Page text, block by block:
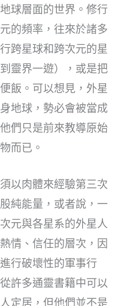
球層面的世界。修行
的頻率，往來於諸多
跨星球和跨次元的星
靈界一遊），或是把
飯。可以想見，外星
地球，勢必會被當成
們只是前來教導原始
而已。
以肉體來經驗第三次
純能量，或者說，一
元與各星系的外星人
情、信任的層次，因
行破壞性的軍事行
許多通靈書籍中可以
定居，但他們並不是